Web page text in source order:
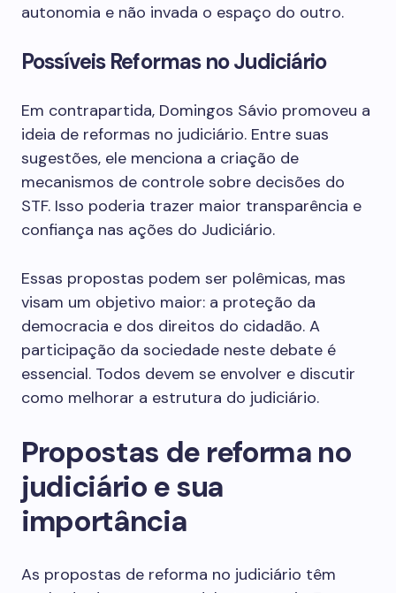
autonomia e não invada o espaço do outro.
Possíveis Reformas no Judiciário
Em contrapartida, Domingos Sávio promoveu a
ideia de reformas no judiciário. Entre suas
sugestões, ele menciona a criação de
mecanismos de controle sobre decisões do
STF. Isso poderia trazer maior transparência e
confiança nas ações do Judiciário.
Essas propostas podem ser polêmicas, mas
visam um objetivo maior: a proteção da
democracia e dos direitos do cidadão. A
participação da sociedade neste debate é
essencial. Todos devem se envolver e discutir
como melhorar a estrutura do judiciário.
Propostas de reforma no
judiciário e sua
importância
As propostas de reforma no judiciário têm